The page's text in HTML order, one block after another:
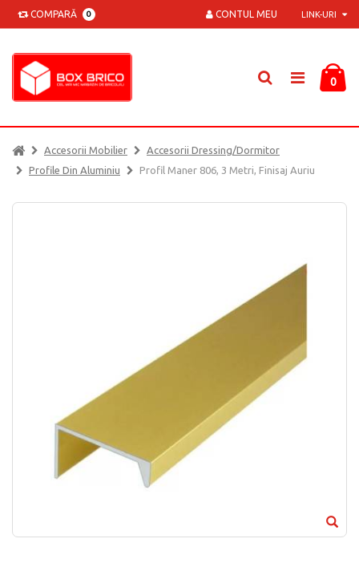
COMPARĂ 0 LINK-URI
CONTUL MEU
0
Accesorii Mobilier
Accesorii Dressing/dormitor
Profile Din Aluminiu
Profil Maner 806, 3 Metri, Finisaj Auriu